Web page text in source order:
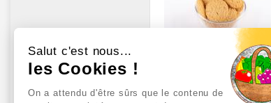
Salut c'est nous...
les Cookies !
On a attendu d'être sûrs que le contenu de